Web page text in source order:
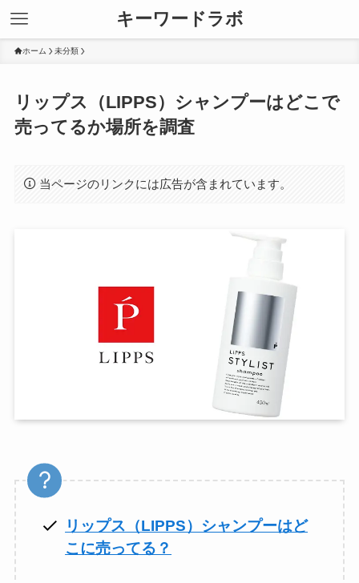
キーワードラボ
ホーム 未分類
リップス（LIPPS）シャンプーはどこで
売ってるか場所を調査
当ページのリンクには広告が含まれています。
リップス（LIPPS）シャンプーはど
こに売ってる？